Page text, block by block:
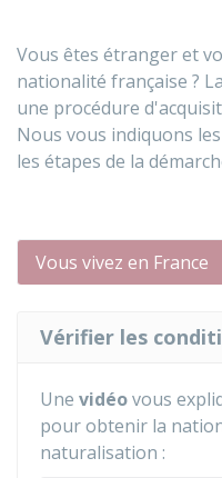
Vous êtes étranger et
nationalité française ?
une procédure
Nous vous indiquons
les étapes de la
Vous vivez en France
Vérifier les
Une vidéovous
pour obtenir la
naturalisation :